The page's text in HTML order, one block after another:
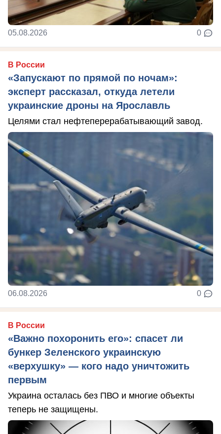
05.08.2026 0
В России
«Запускают по прямой по ночам»:
эксперт рассказал, откуда летели
украинские дроны на Ярославль
Целями стал нефтеперерабатывающий завод.
06.08.2026 0
В России
«Важно похоронить его»: спасет ли
бункер Зеленского украинскую
«верхушку» — кого надо уничтожить
первым
Украина осталась без ПВО и многие объекты
теперь не защищены.